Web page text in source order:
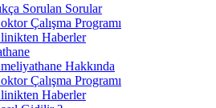
Sorulan Sorular
Çalışma Programı
Haberler
Hakkında
Çalışma Programı
Haberler